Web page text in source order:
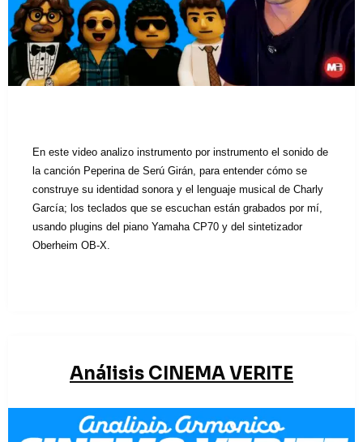
En este video analizo instrumento por instrumento el sonido de
la canción Peperina de Serú Girán, para entender cómo se
construye su identidad sonora y el lenguaje musical de Charly
García; los teclados que se escuchan están grabados por mí,
usando plugins del piano Yamaha CP70 y del sintetizador
Oberheim OB-X.
Análisis CINEMA VERITE